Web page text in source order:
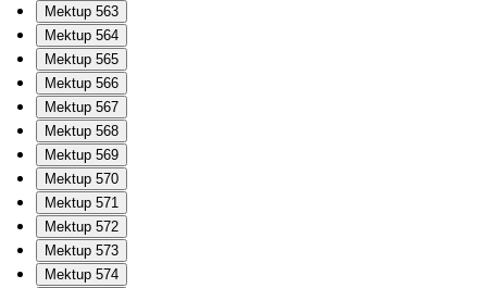
Mektup 563
Mektup 564
Mektup 565
Mektup 566
Mektup 567
Mektup 568
Mektup 569
Mektup 570
Mektup 571
Mektup 572
Mektup 573
Mektup 574